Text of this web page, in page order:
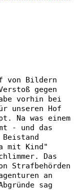
von Bildern
gegen
vorhin bei
unseren Hof
Na was einem
- und das
mit Kind"
Das
Strafbehörden
an
sag